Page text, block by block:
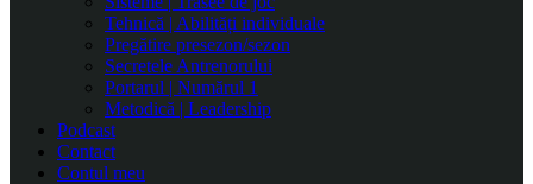
Tehnică | Abilități individuale
Pregătire presezon/sezon
Secretele Antrenorului
Portarul | Numărul 1
Metodică | Leadership
Podcast
Contact
Contul meu